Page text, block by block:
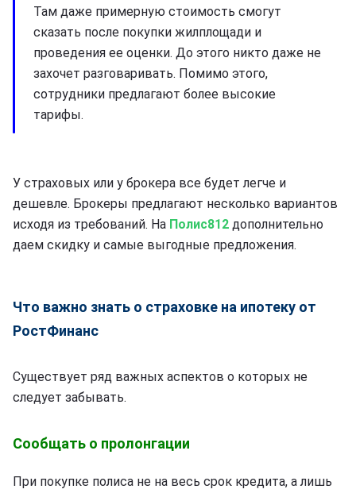
Там даже примерную стоимость смогут
сказать после покупки жилплощади и
проведения ее оценки. До этого никто даже не
захочет разговаривать. Помимо этого,
сотрудники предлагают более высокие
тарифы.
У страховых или у брокера все будет легче и
дешевле. Брокеры предлагают несколько вариантов
исходя из требований. На Полис812 дополнительно
даем скидку и самые выгодные предложения.
Что важно знать о страховке на ипотеку от
РостФинанс
Существует ряд важных аспектов о которых не
следует забывать.
Сообщать о пролонгации
При покупке полиса не на весь срок кредита, а лишь